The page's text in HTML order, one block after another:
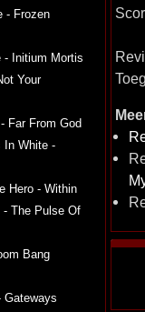
- Frozen
- Initium Mortis
Your
Far From God
In White -
Hero - Within
- The Pulse Of
Bang
Gateways